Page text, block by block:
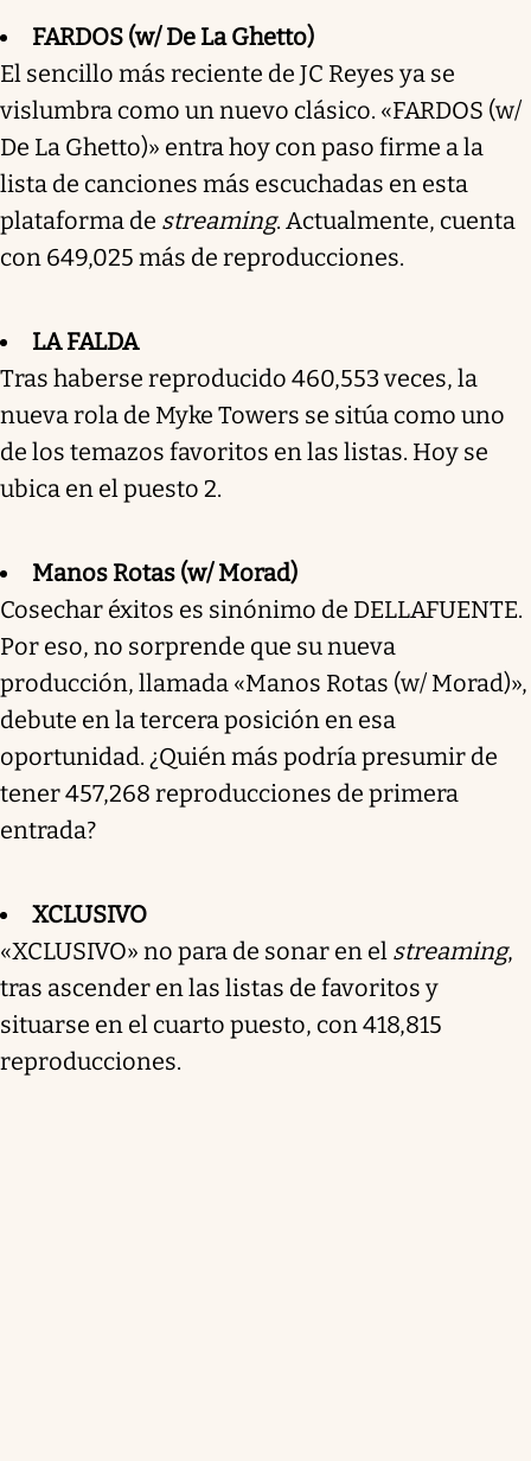
FARDOS (w/ De La Ghetto)
El sencillo más reciente de JC Reyes ya se
vislumbra como un nuevo clásico. «FARDOS (w/
De La Ghetto)» entra hoy con paso firme a la
lista de canciones más escuchadas en esta
plataforma de streaming. Actualmente, cuenta
con 649,025 más de reproducciones.
LA FALDA
Tras haberse reproducido 460,553 veces, la
nueva rola de Myke Towers se sitúa como uno
de los temazos favoritos en las listas. Hoy se
ubica en el puesto 2.
Manos Rotas (w/ Morad)
Cosechar éxitos es sinónimo de DELLAFUENTE.
Por eso, no sorprende que su nueva
producción, llamada «Manos Rotas (w/ Morad)»,
debute en la tercera posición en esa
oportunidad. ¿Quién más podría presumir de
tener 457,268 reproducciones de primera
entrada?
XCLUSIVO
«XCLUSIVO» no para de sonar en el streaming,
tras ascender en las listas de favoritos y
situarse en el cuarto puesto, con 418,815
reproducciones.